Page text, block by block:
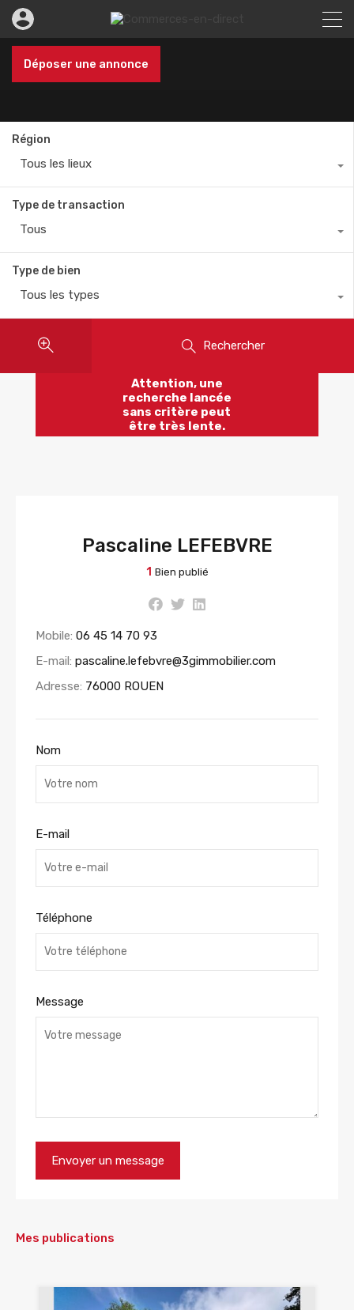
Déposer une annonce
Région
Tous les lieux
Type de transaction
Tous
Type de bien
Tous les types
Rechercher
Attention, une
recherche lancée
sans critère peut
être très lente.
Pascaline LEFEBVRE
1 Bien publié
Mobile: 06 45 14 70 93
E-mail: pascaline.lefebvre@3gimmobilier.com
Adresse: 76000 ROUEN
Nom
E-mail
Téléphone
Message
Mes publications